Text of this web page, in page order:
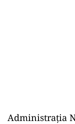
Administrația